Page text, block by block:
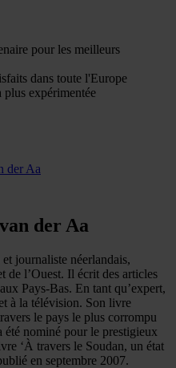
pour les meilleurs
dans toute l'Europe
plus expérimentée
der Aa
der Aa
journaliste néerlandais,
de l’Ouest. Il écrit des articles
Pays-Bas. En tant qu’expert,
à la télévision. Son livre
le pays le plus corrompu
été nominé pour le prestigieux
‘À travers le Soudan, un état
en septembre 2007.